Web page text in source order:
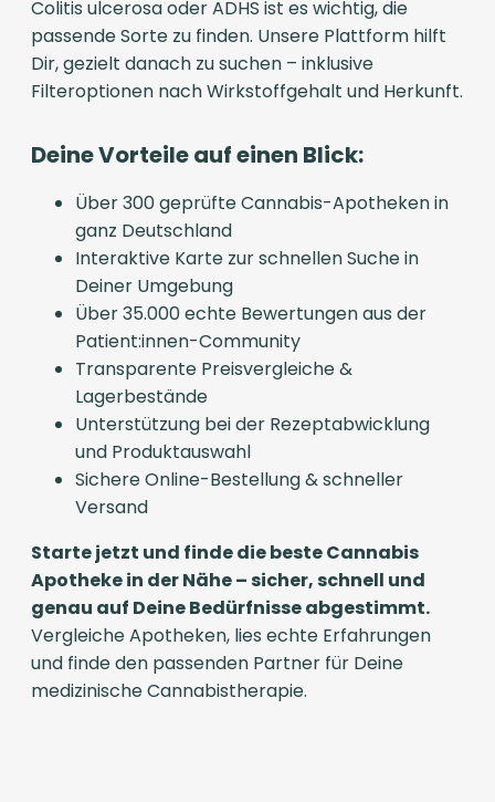
Colitis ulcerosa oder ADHS ist es wichtig, die
passende Sorte zu finden. Unsere Plattform hilft
Dir, gezielt danach zu suchen – inklusive
Filteroptionen nach Wirkstoffgehalt und Herkunft.
Deine Vorteile auf einen Blick:
Über 300 geprüfte Cannabis-Apotheken in
ganz Deutschland
Interaktive Karte zur schnellen Suche in
Deiner Umgebung
Über 35.000 echte Bewertungen aus der
Patient:innen-Community
Transparente Preisvergleiche &
Lagerbestände
Unterstützung bei der Rezeptabwicklung
und Produktauswahl
Sichere Online-Bestellung & schneller
Versand
Starte jetzt und finde die beste Cannabis
Apotheke in der Nähe – sicher, schnell und
genau auf Deine Bedürfnisse abgestimmt.
Vergleiche Apotheken, lies echte Erfahrungen
und finde den passenden Partner für Deine
medizinische Cannabistherapie.